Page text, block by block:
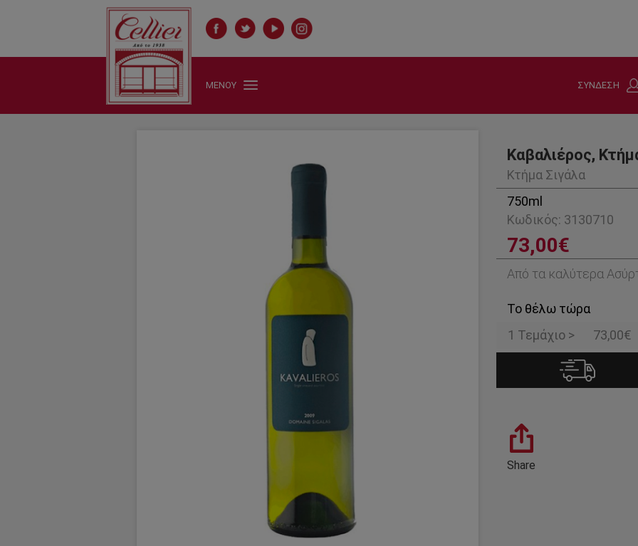
ΜΕΝΟΥ ΣΥΝΔΕΣΗ
Καβαλιέρος,
Κτήμα Σιγάλα
750ml
Κωδικός: 3130710
73,00€
Από τα καλύτερα
Το θέλω τώρα
1 Τεμάχιο >
73,00€
Share